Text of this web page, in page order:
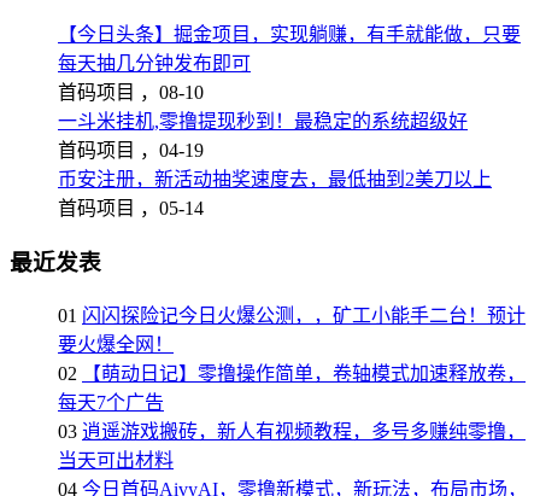
【今日头条】掘金项目，实现躺赚，有手就能做，只要
每天抽几分钟发布即可
首码项目 ， 08-10
一斗米挂机,零撸提现秒到！最稳定的系统超级好
首码项目 ， 04-19
币安注册，新活动抽奖速度去，最低抽到2美刀以上
首码项目 ， 05-14
最近发表
01 闪闪探险记今日火爆公测，，矿工小能手二台！预计
要火爆全网！
02
【萌动日记】零撸操作简单，卷轴模式加速释放卷，
每天7个广告
03 逍遥游戏搬砖，新人有视频教程，多号多赚纯零撸，
当天可出材料
04 今日首码AivyAI，零撸新模式，新玩法，布局市场，